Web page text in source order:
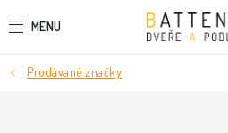
na
DVEŘE
Prodávané značky